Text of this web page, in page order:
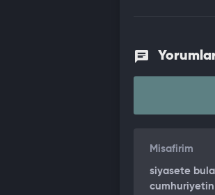
Misafirim
siyasete